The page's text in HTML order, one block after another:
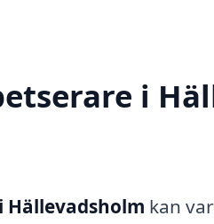
i
Hällevadsholm kan